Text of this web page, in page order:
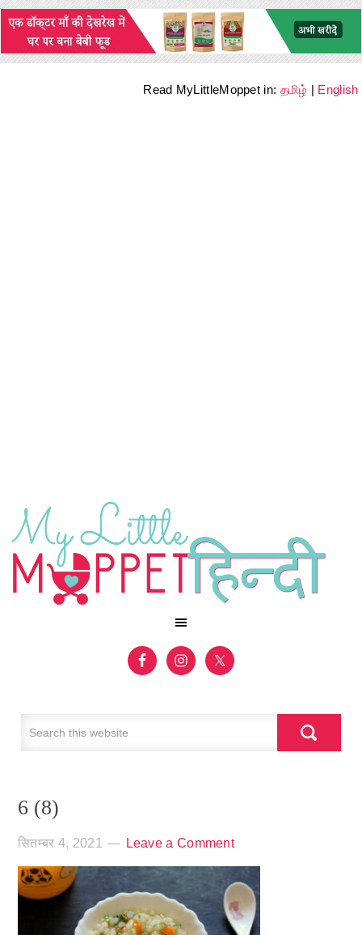
Read MyLittleMoppet in: தமிழ் | English
6 (8)
सितम्बर 4, 2021 Leave a Comment